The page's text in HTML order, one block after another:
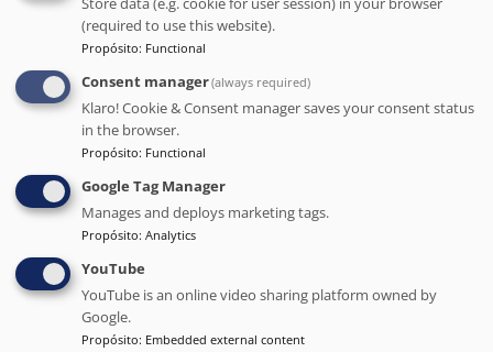
Barcelona.com, una referencia para los
visitantes desde hace más de 25 años.
fijas, sin costes ocultos ni trucos algorítmicos.
Proyecto impulsado por la comunidad:
cuantos más hoteles se unan, más fuertes
Cómo funciona:
Envíe la información de su hotel y el enlace a su
página web.
Su página se creará y optimizará para que sea
Store data (e.g. cookie for user session) in your browser
(required to use this website).
Propósito: Functional
Consent manager(always required)
Klaro! Cookie & Consent manager saves your consent status
in the browser.
Propósito: Functional
Google Tag Manager
Manages and deploys marketing tags.
Propósito: Analytics
YouTube
YouTube is an online video sharing platform owned by
Google.
Propósito: Embedded external content